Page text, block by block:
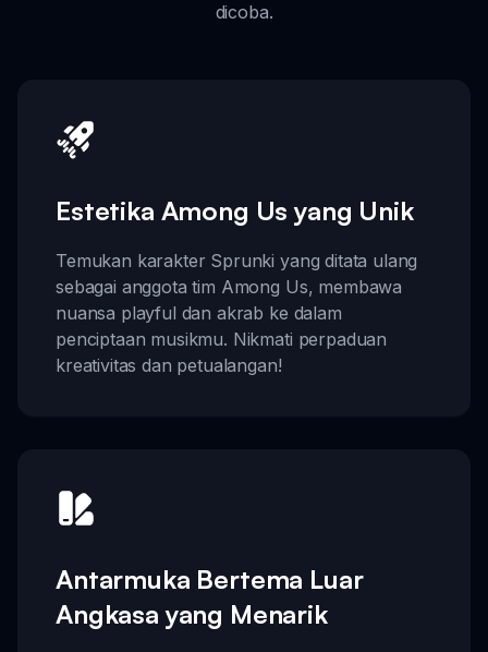
dicoba.
Estetika Among Us yang Unik
Temukan karakter Sprunki yang ditata ulang
sebagai anggota tim Among Us, membawa
nuansa playful dan akrab ke dalam
penciptaan musikmu. Nikmati perpaduan
kreativitas dan petualangan!
Antarmuka Bertema Luar
Angkasa yang Menarik